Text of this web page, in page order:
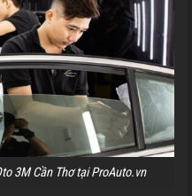
3M Cần Thơ tại ProAuto.vn